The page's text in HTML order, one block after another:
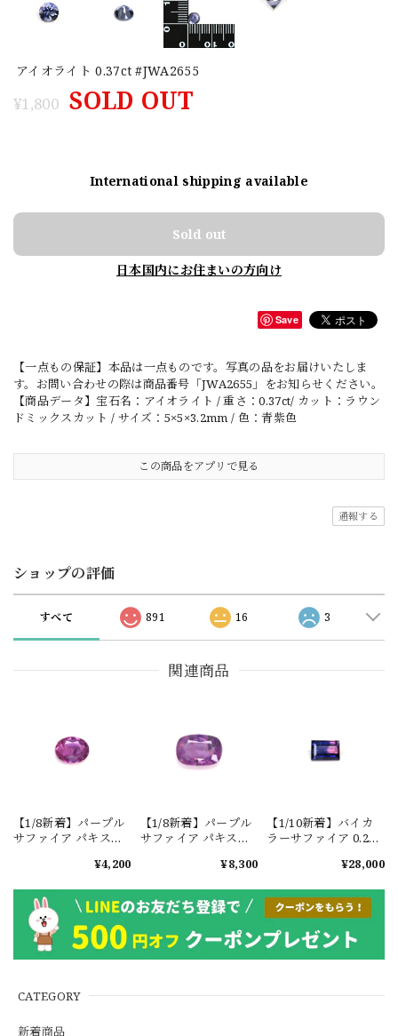
CATEGORY
新着商品
アイオライト 0.37ct #JWA2655
¥1,800 SOLD OUT
International shipping available
Sold out
日本国内にお住まいの方向け
Save
【一点もの保証】本品は一点ものです。写真の品をお届けいたしま
す。お問い合わせの際は商品番号「JWA2655」をお知らせください。
【商品データ】宝石名：アイオライト / 重さ：0.37ct/ カット：ラウン
ドミックスカット / サイズ：5×5×3.2mm / 色：青紫色
この商品をアプリで見る
通報する
ショップの評価
すべて 891 16 3
関連商品
【1/8新着】パープル
サファイア パキスタ
産 0.4ct #ML820¥4,200
【1/8新着】パープル
サファイア パキスタ
産 0.85ct #ML827¥8,300
【1/10新着】バイカ
ラーサファイア 0.29ct
¥28,000